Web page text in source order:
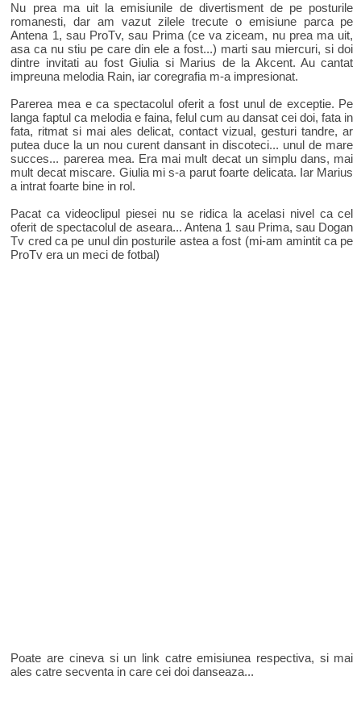
Nu prea ma uit la emisiunile de divertisment de pe posturile
romanesti, dar am vazut zilele trecute o emisiune parca pe
Antena 1, sau ProTv, sau Prima (ce va ziceam, nu prea ma uit,
asa ca nu stiu pe care din ele a fost...) marti sau miercuri, si doi
dintre invitati au fost Giulia si Marius de la Akcent. Au cantat
impreuna melodia Rain, iar coregrafia m-a impresionat.
Parerea mea e ca spectacolul oferit a fost unul de exceptie. Pe
langa faptul ca melodia e faina, felul cum au dansat cei doi, fata in
fata, ritmat si mai ales delicat, contact vizual, gesturi tandre, ar
putea duce la un nou curent dansant in discoteci... unul de mare
succes... parerea mea. Era mai mult decat un simplu dans, mai
mult decat miscare. Giulia mi s-a parut foarte delicata. Iar Marius
a intrat foarte bine in rol.
Pacat ca videoclipul piesei nu se ridica la acelasi nivel ca cel
oferit de spectacolul de aseara... Antena 1 sau Prima, sau Dogan
Tv cred ca pe unul din posturile astea a fost (mi-am amintit ca pe
ProTv era un meci de fotbal)
Poate are cineva si un link catre emisiunea respectiva, si mai
ales catre secventa in care cei doi danseaza...